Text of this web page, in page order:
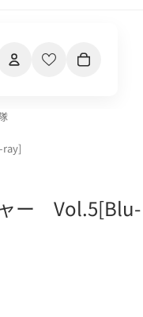
つきまして
ャー Vol.5[Blu-